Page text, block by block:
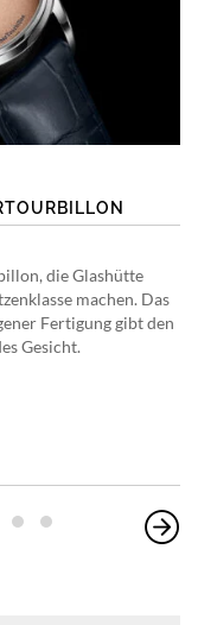
die Glashütte
machen. Das
Fertigung gibt den
Gesicht.